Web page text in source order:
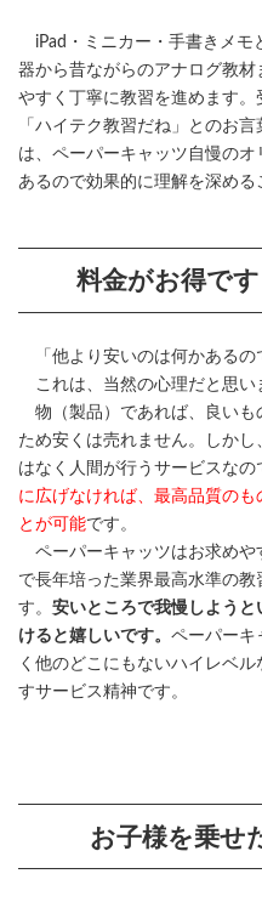
iPad・ミニカー・手書きメモ
器から昔ながらのアナログ教
やすく丁寧に教習を進めます。
「ハイテク教習だね」とのお
は、ペーパーキャッツ自慢の
あるので効果的に理解を深める
料金がお得です
「他より安いのは何かある
これは、当然の心理だと思い
物（製品）であれば、良いも
ため安くは売れません。しか
はなく人間が行うサービスなの
に広げなければ、最高品質の
とが可能です。
ペーパーキャッツはお求めや
で長年培った業界最高水準の
す。 安いところで我慢しよう
けると嬉しいです。 ペーパーキ
く他のどこにもないハイレベ
すサービス精神です。
お子様を乗せ